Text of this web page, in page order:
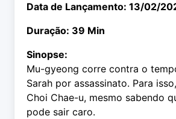
Data de Lançamento: 13/02/
Duração: 39 Min
Sinopse:
Mu-gyeong corre contra o
Sarah por assassinato. Para
Choi Chae-u, mesmo sabendo
pode sair caro.